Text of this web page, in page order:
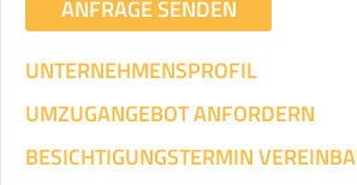
ANFRAGE SENDEN
UNTERNEHMENSPROFIL
UMZUGANGEBOT ANFORDERN
BESICHTIGUNGSTERMIN